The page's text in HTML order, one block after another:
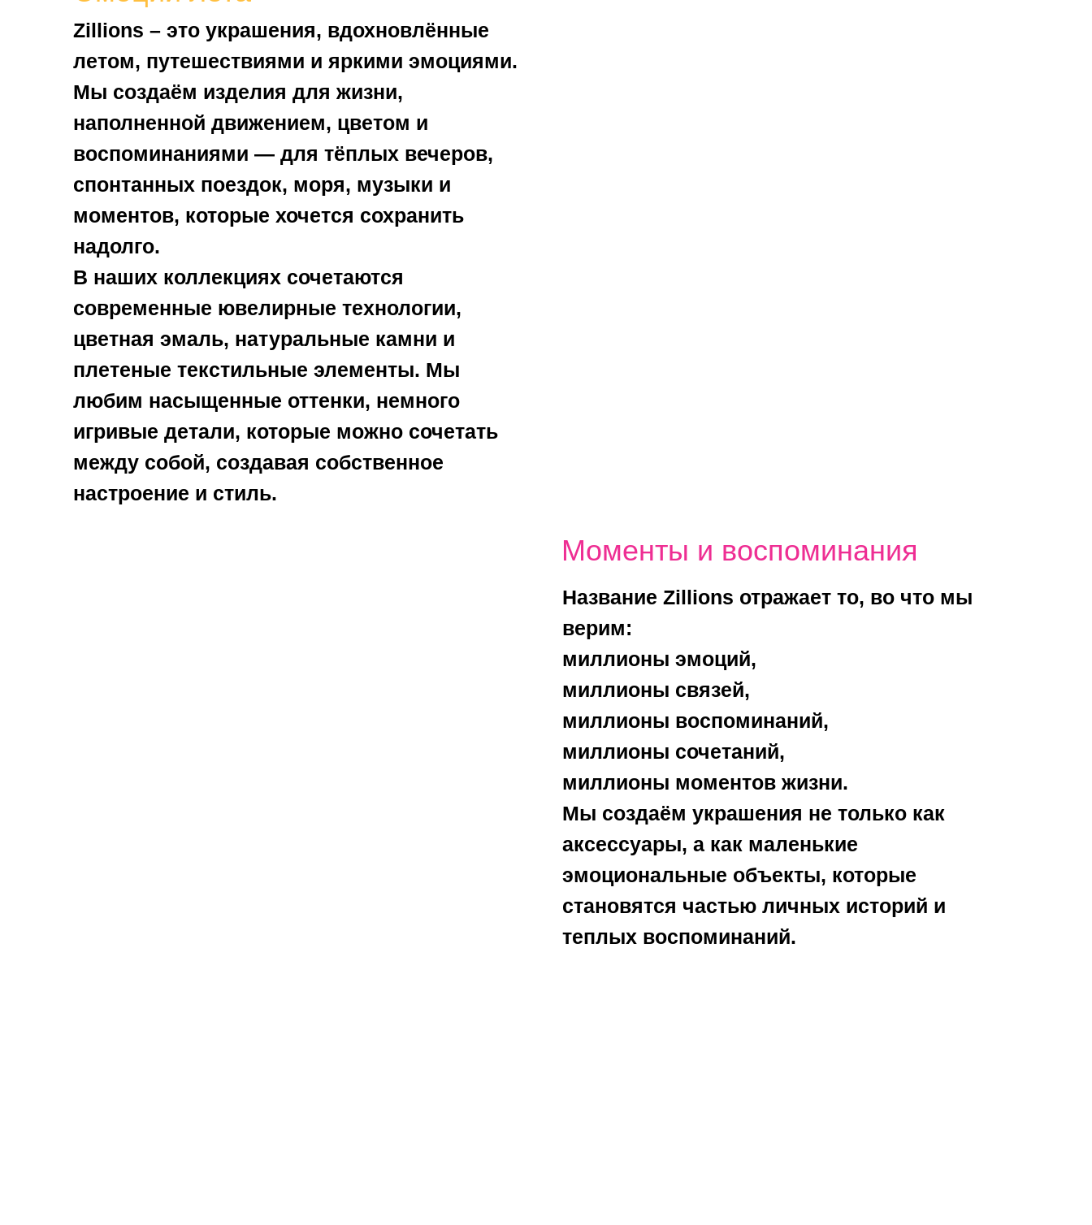
Моменты и воспоминания
Название Zillions отражает то, во что мы
верим:
миллионы эмоций,
миллионы связей,
миллионы воспоминаний,
миллионы сочетаний,
миллионы моментов жизни.
Мы создаём украшения не только как
аксессуары, а как маленькие
эмоциональные объекты, которые
становятся частью личных историй и
теплых воспоминаний.
Zillions – это украшения, вдохновлённые
летом, путешествиями и яркими эмоциями.
Мы создаём изделия для жизни,
наполненной движением, цветом и
воспоминаниями — для тёплых вечеров,
спонтанных поездок, моря, музыки и
моментов, которые хочется сохранить
надолго.
В наших коллекциях сочетаются
современные ювелирные технологии,
цветная эмаль, натуральные камни и
плетеные текстильные элементы. Мы
любим насыщенные оттенки, немного
игривые детали, которые можно сочетать
между собой, создавая собственное
настроение и стиль.